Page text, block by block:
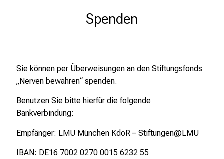
Spenden
Sie können per Überweisungen an den Stiftungsfonds
„Nerven bewahren“ spenden.
Benutzen Sie bitte hierfür die folgende
Bankverbindung:
Empfänger: LMU München KdöR – Stiftungen@LMU
IBAN: DE16 7002 0270 0015 6232 55